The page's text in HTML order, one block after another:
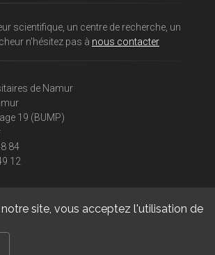
site, vous acceptez l'utilisation de
scientifique, un centre de recherche, un
n'hésitez pas à nous contacter
de Namur
19 (BUMP)
84
12